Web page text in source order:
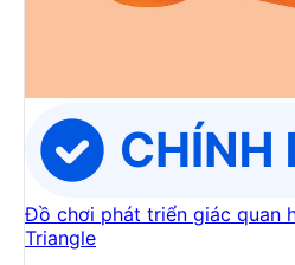
Đồ chơi phát triển giác quan
Triangle